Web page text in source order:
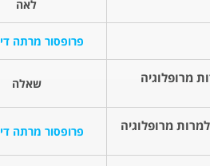
לאה
פרופסור מרתה
מרופלוגיה
שאלה
מרופלוגיה
פרופסור מרתה